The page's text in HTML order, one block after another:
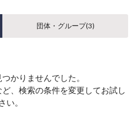
団体・グループ(3)
かりませんでした。
、検索の条件を変更してお試し
い。